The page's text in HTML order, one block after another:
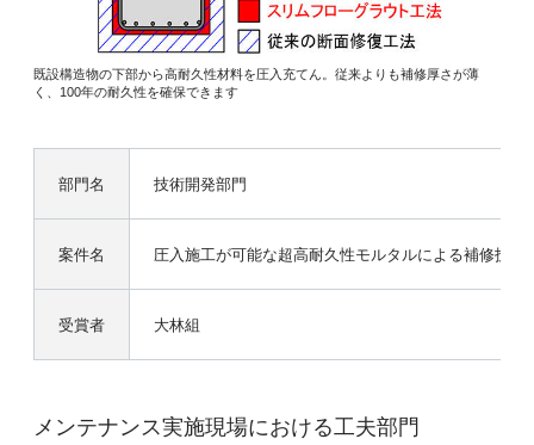
既設構造物の下部から高耐久性材料を圧入充てん。従来よりも補修厚さが薄
く、100年の耐久性を確保できます
部門名 技術開発部門
案件名 圧入施工が可能な超高耐久性モルタルによる補修技術
受賞者 大林組
メンテナンス実施現場における工夫部門